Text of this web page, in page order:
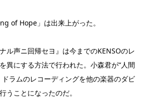
of Hope」は出来上がった。
ル声ニ回帰セヨ』は今までのKENSOのレ
異にする方法で行われた。小森君が“人間
ラムのレコーディングを他の楽器のダビ
うことになったのだ。